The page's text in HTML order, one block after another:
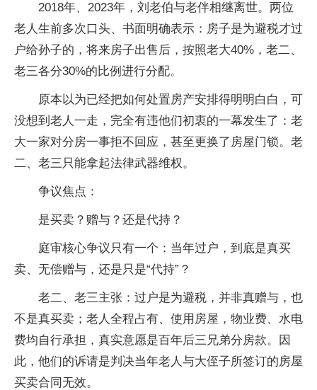
2018年、2023年，刘老伯与老伴相继离世。两位
老人生前多次口头、书面明确表示：房子是为避税才过
户给孙子的，将来房子出售后，按照老大40%，老二、
老三各分30%的比例进行分配。
原本以为已经把如何处置房产安排得明明白白，可
没想到老人一走，完全有违他们初衷的一幕发生了：老
大一家对分房一事拒不回应，甚至更换了房屋门锁。老
二、老三只能拿起法律武器维权。
争议焦点：
是买卖？赠与？还是代持？
庭审核心争议只有一个：当年过户，到底是真买
卖、无偿赠与，还是只是“代持”？
老二、老三主张：过户是为避税，并非真赠与，也
不是真买卖；老人全程占有、使用房屋，物业费、水电
费均自行承担，真实意愿是百年后三兄弟分房款。因
此，他们的诉请是判决当年老人与大侄子所签订的房屋
买卖合同无效。